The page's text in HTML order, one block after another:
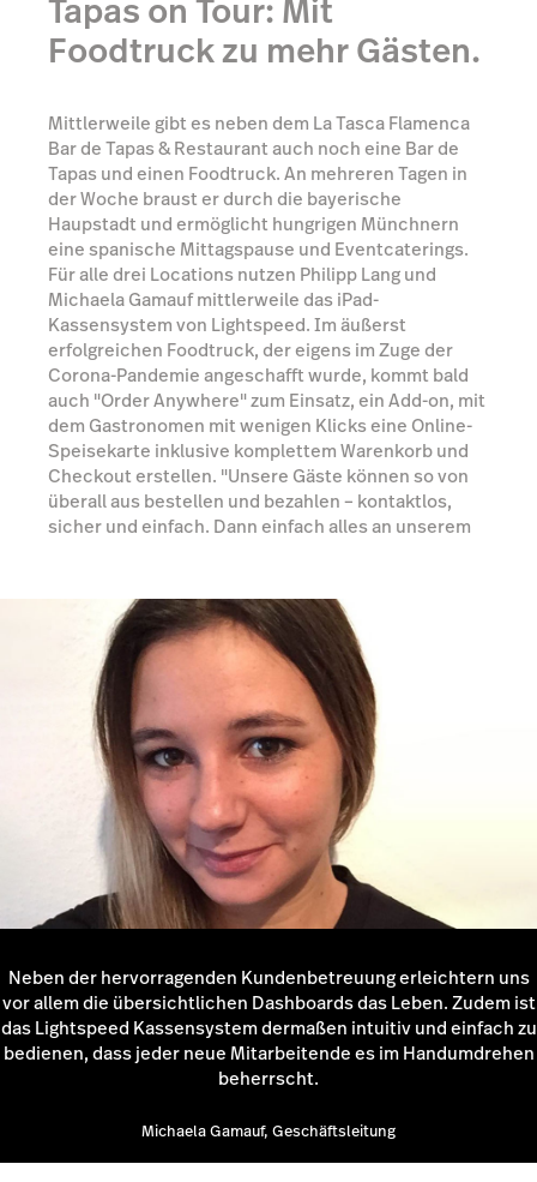
Tapas on Tour: Mit
Foodtruck zu mehr Gästen.
Mittlerweile gibt es neben dem La Tasca Flamenca
Bar de Tapas & Restaurant auch noch eine Bar de
Tapas und einen Foodtruck. An mehreren Tagen in
der Woche braust er durch die bayerische
Haupstadt und ermöglicht hungrigen Münchnern
eine spanische Mittagspause und Eventcaterings.
Für alle drei Locations nutzen Philipp Lang und
Michaela Gamauf mittlerweile das iPad-
Kassensystem von Lightspeed. Im äußerst
erfolgreichen Foodtruck, der eigens im Zuge der
Corona-Pandemie angeschafft wurde, kommt bald
auch "Order Anywhere" zum Einsatz, ein Add-on, mit
dem Gastronomen mit wenigen Klicks eine Online-
Speisekarte inklusive komplettem Warenkorb und
Checkout erstellen. "Unsere Gäste können so von
überall aus bestellen und bezahlen – kontaktlos,
sicher und einfach. Dann einfach alles an unserem
Mehr über Order Anywhere erfahren
Neben der hervorragenden Kundenbetreuung erleichtern uns
vor allem die übersichtlichen Dashboards das Leben. Zudem ist
das Lightspeed Kassensystem dermaßen intuitiv und einfach zu
bedienen, dass jeder neue Mitarbeitende es im Handumdrehen
beherrscht.
Michaela Gamauf, Geschäftsleitung